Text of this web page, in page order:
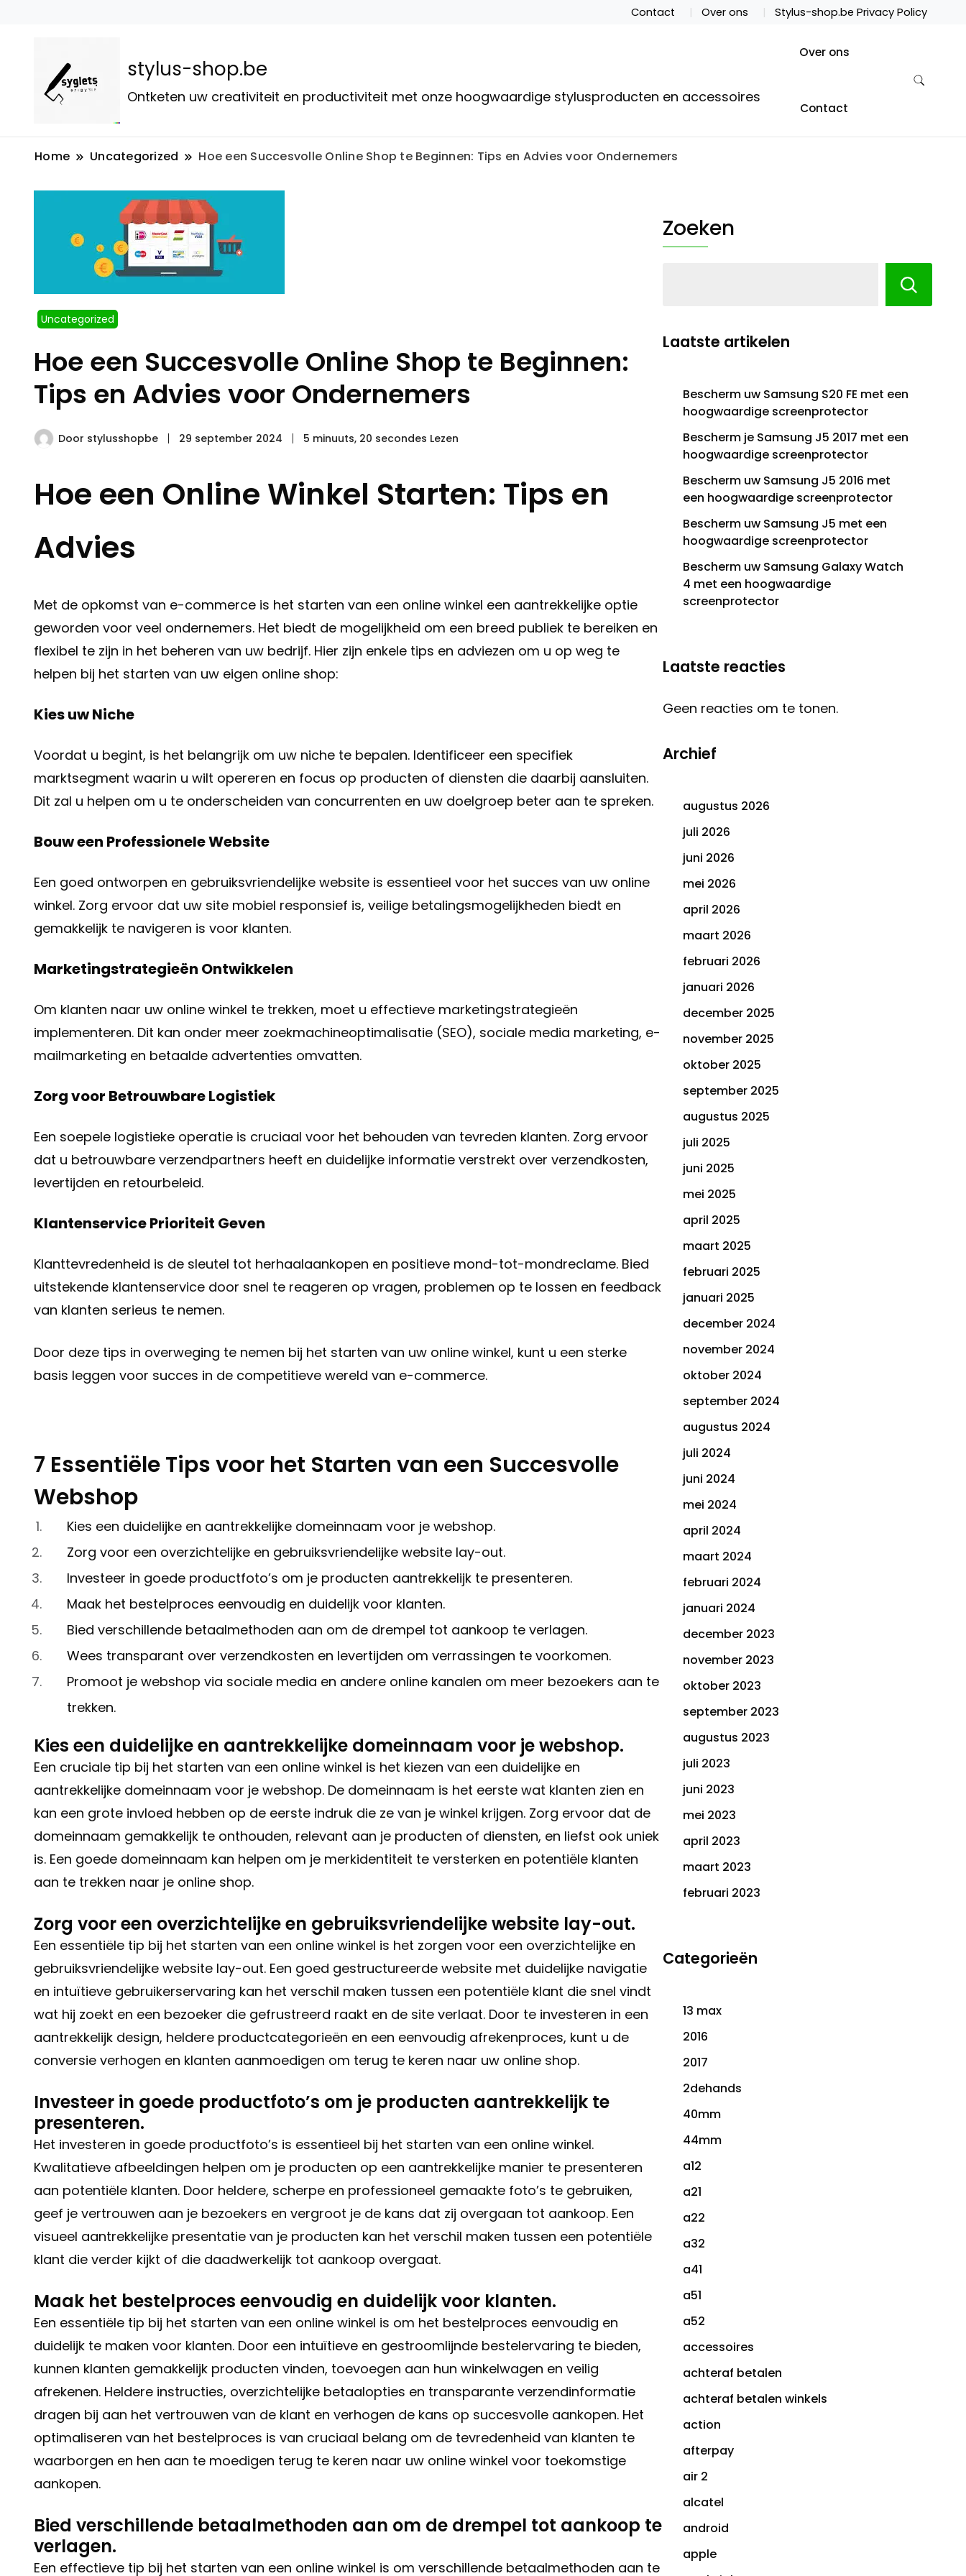
Contact Over ons Stylus-shop.be Privacy Policy
stylus-shop.be
Ontketen uw creativiteit en productiviteit met onze hoogwaardige stylusproducten en accessoires
Over ons
Contact
Home Uncategorized Hoe een Succesvolle Online Shop te Beginnen: Tips en Advies voor Ondernemers
Uncategorized
Hoe een Succesvolle Online Shop te Beginnen:
Tips en Advies voor Ondernemers
Door stylusshopbe 29 september 2024 5 minuuts, 20 secondes Lezen
Hoe een Online Winkel Starten: Tips en
Advies
Met de opkomst van e-commerce is het starten van een online winkel een aantrekkelijke optie
geworden voor veel ondernemers. Het biedt de mogelijkheid om een breed publiek te bereiken en
flexibel te zijn in het beheren van uw bedrijf. Hier zijn enkele tips en adviezen om u op weg te
helpen bij het starten van uw eigen online shop:
Kies uw Niche
Voordat u begint, is het belangrijk om uw niche te bepalen. Identificeer een specifiek
marktsegment waarin u wilt opereren en focus op producten of diensten die daarbij aansluiten.
Dit zal u helpen om u te onderscheiden van concurrenten en uw doelgroep beter aan te spreken.
Bouw een Professionele Website
Een goed ontworpen en gebruiksvriendelijke website is essentieel voor het succes van uw online
winkel. Zorg ervoor dat uw site mobiel responsief is, veilige betalingsmogelijkheden biedt en
gemakkelijk te navigeren is voor klanten.
Marketingstrategieën Ontwikkelen
Om klanten naar uw online winkel te trekken, moet u effectieve marketingstrategieën
implementeren. Dit kan onder meer zoekmachineoptimalisatie (SEO), sociale media marketing, e-
mailmarketing en betaalde advertenties omvatten.
Zorg voor Betrouwbare Logistiek
Een soepele logistieke operatie is cruciaal voor het behouden van tevreden klanten. Zorg ervoor
dat u betrouwbare verzendpartners heeft en duidelijke informatie verstrekt over verzendkosten,
levertijden en retourbeleid.
Klantenservice Prioriteit Geven
Klanttevredenheid is de sleutel tot herhaalaankopen en positieve mond-tot-mondreclame. Bied
uitstekende klantenservice door snel te reageren op vragen, problemen op te lossen en feedback
van klanten serieus te nemen.
Door deze tips in overweging te nemen bij het starten van uw online winkel, kunt u een sterke
basis leggen voor succes in de competitieve wereld van e-commerce.
7 Essentiële Tips voor het Starten van een Succesvolle
Webshop
Kies een duidelijke en aantrekkelijke domeinnaam voor je webshop.
Zorg voor een overzichtelijke en gebruiksvriendelijke website lay-out.
Investeer in goede productfoto’s om je producten aantrekkelijk te presenteren.
Maak het bestelproces eenvoudig en duidelijk voor klanten.
Bied verschillende betaalmethoden aan om de drempel tot aankoop te verlagen.
Wees transparant over verzendkosten en levertijden om verrassingen te voorkomen.
Promoot je webshop via sociale media en andere online kanalen om meer bezoekers aan te
trekken.
Kies een duidelijke en aantrekkelijke domeinnaam voor je webshop.
Een cruciale tip bij het starten van een online winkel is het kiezen van een duidelijke en
aantrekkelijke domeinnaam voor je webshop. De domeinnaam is het eerste wat klanten zien en
kan een grote invloed hebben op de eerste indruk die ze van je winkel krijgen. Zorg ervoor dat de
domeinnaam gemakkelijk te onthouden, relevant aan je producten of diensten, en liefst ook uniek
is. Een goede domeinnaam kan helpen om je merkidentiteit te versterken en potentiële klanten
aan te trekken naar je online shop.
Zorg voor een overzichtelijke en gebruiksvriendelijke website lay-out.
Een essentiële tip bij het starten van een online winkel is het zorgen voor een overzichtelijke en
gebruiksvriendelijke website lay-out. Een goed gestructureerde website met duidelijke navigatie
en intuïtieve gebruikerservaring kan het verschil maken tussen een potentiële klant die snel vindt
wat hij zoekt en een bezoeker die gefrustreerd raakt en de site verlaat. Door te investeren in een
aantrekkelijk design, heldere productcategorieën en een eenvoudig afrekenproces, kunt u de
conversie verhogen en klanten aanmoedigen om terug te keren naar uw online shop.
Investeer in goede productfoto’s om je producten aantrekkelijk te
presenteren.
Het investeren in goede productfoto’s is essentieel bij het starten van een online winkel.
Kwalitatieve afbeeldingen helpen om je producten op een aantrekkelijke manier te presenteren
aan potentiële klanten. Door heldere, scherpe en professioneel gemaakte foto’s te gebruiken,
geef je vertrouwen aan je bezoekers en vergroot je de kans dat zij overgaan tot aankoop. Een
visueel aantrekkelijke presentatie van je producten kan het verschil maken tussen een potentiële
klant die verder kijkt of die daadwerkelijk tot aankoop overgaat.
Maak het bestelproces eenvoudig en duidelijk voor klanten.
Een essentiële tip bij het starten van een online winkel is om het bestelproces eenvoudig en
duidelijk te maken voor klanten. Door een intuïtieve en gestroomlijnde bestelervaring te bieden,
kunnen klanten gemakkelijk producten vinden, toevoegen aan hun winkelwagen en veilig
afrekenen. Heldere instructies, overzichtelijke betaalopties en transparante verzendinformatie
dragen bij aan het vertrouwen van de klant en verhogen de kans op succesvolle aankopen. Het
optimaliseren van het bestelproces is van cruciaal belang om de tevredenheid van klanten te
waarborgen en hen aan te moedigen terug te keren naar uw online winkel voor toekomstige
aankopen.
Bied verschillende betaalmethoden aan om de drempel tot aankoop te
verlagen.
Een effectieve tip bij het starten van een online winkel is om verschillende betaalmethoden aan te
Zoeken
Laatste artikelen
Bescherm uw Samsung S20 FE met een
hoogwaardige screenprotector
Bescherm je Samsung J5 2017 met een
hoogwaardige screenprotector
Bescherm uw Samsung J5 2016 met
een hoogwaardige screenprotector
Bescherm uw Samsung J5 met een
hoogwaardige screenprotector
Bescherm uw Samsung Galaxy Watch
4 met een hoogwaardige
screenprotector
Laatste reacties
Geen reacties om te tonen.
Archief
augustus 2026
juli 2026
juni 2026
mei 2026
april 2026
maart 2026
februari 2026
januari 2026
december 2025
november 2025
oktober 2025
september 2025
augustus 2025
juli 2025
juni 2025
mei 2025
april 2025
maart 2025
februari 2025
januari 2025
december 2024
november 2024
oktober 2024
september 2024
augustus 2024
juli 2024
juni 2024
mei 2024
april 2024
maart 2024
februari 2024
januari 2024
december 2023
november 2023
oktober 2023
september 2023
augustus 2023
juli 2023
juni 2023
mei 2023
april 2023
maart 2023
februari 2023
Categorieën
13 max
2016
2017
2dehands
40mm
44mm
a12
a21
a22
a32
a41
a51
a52
accessoires
achteraf betalen
achteraf betalen winkels
action
afterpay
air 2
alcatel
android
apple